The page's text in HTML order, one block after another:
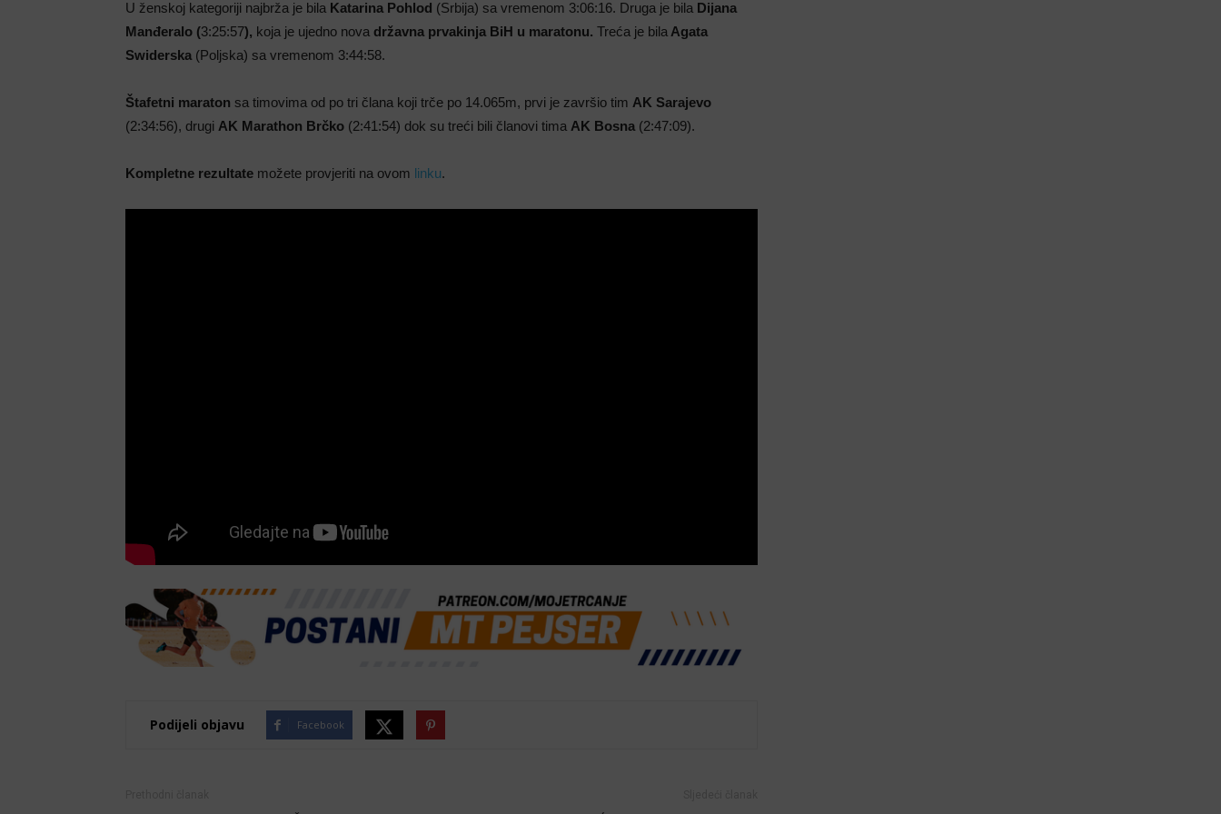
U ženskoj kategoriji najbrža je bila Katarina Pohlod (Srbija) sa vremenom 3:06:16. Druga je bila Dijana
Manđeralo (3:25:57), koja je ujedno nova državna prvakinja BiH u maratonu. Treća je bila Agata
Swiderska (Poljska) sa vremenom 3:44:58.
Štafetni maraton sa timovima od po tri člana koji trče po 14.065m, prvi je završio tim AK Sarajevo
(2:34:56), drugi AK Marathon Brčko (2:41:54) dok su treći bili članovi tima AK Bosna (2:47:09).
Kompletne rezultate možete provjeriti na ovom linku.
Podijeli objavu Facebook